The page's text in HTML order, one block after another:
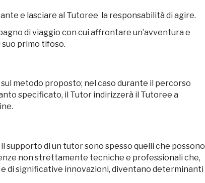
e lasciare al Tutoree la responsabilità di agire.
di viaggio con cui affrontare un’avventura e
primo tifoso.
metodo proposto; nel caso durante il percorso
specificato, il Tutor indirizzerà il Tutoree a
supporto di un tutor sono spesso quelli che possono
non strettamente tecniche e professionali che,
di significative innovazioni, diventano determinanti